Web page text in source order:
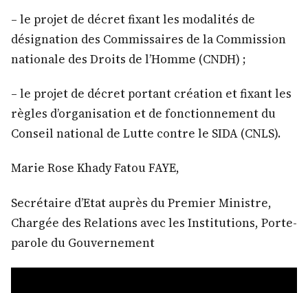
– le projet de décret fixant les modalités de
désignation des Commissaires de la Commission
nationale des Droits de l’Homme (CNDH) ;
– le projet de décret portant création et fixant les
règles d’organisation et de fonctionnement du
Conseil national de Lutte contre le SIDA (CNLS).
Marie Rose Khady Fatou FAYE,
Secrétaire d’Etat auprès du Premier Ministre,
Chargée des Relations avec les Institutions, Porte-
parole du Gouvernement